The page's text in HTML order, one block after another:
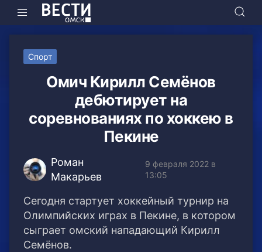
Спорт
Омич Кирилл Семёнов
дебютирует на
соревнованиях по хоккею в
Пекине
Роман
Макарьев
9 февраля 2022 в
13:05
Сегодня стартует хоккейный турнир на
Олимпийских играх в Пекине, в котором
сыграет омский нападающий Кирилл
Семёнов.